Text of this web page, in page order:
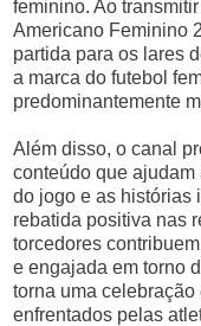
feminino. Ao
Americano Feminino
partida para os lares
a marca do futebol
predominantemente
Além disso, o canal
conteúdo que
do jogo e as histórias
rebatida positiva nas
torcedores
e engajada em torno
torna uma
enfrentados pelas